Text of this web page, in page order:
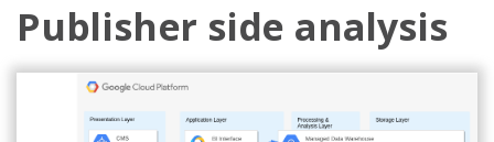
Publisher side analysis